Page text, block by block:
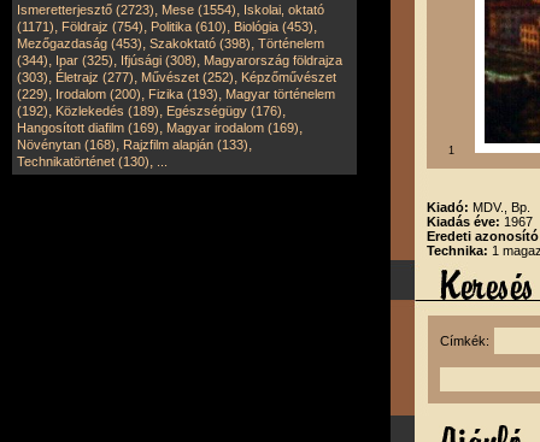
Ismeretterjesztő (2723), Mese (1554), Iskolai, oktató
(1171), Földrajz (754), Politika (610), Biológia (453),
Mezőgazdaság (453), Szakoktató (398), Történelem
(344), Ipar (325), Ifjúsági (308), Magyarország földrajza
(303), Életrajz (277), Művészet (252), Képzőművészet
(229), Irodalom (200), Fizika (193), Magyar történelem
(192), Közlekedés (189), Egészségügy (176),
Hangosított diafilm (169), Magyar irodalom (169),
Növénytan (168), Rajzfilm alapján (133),
Technikatörténet (130),
1
Kiadó: MDV., Bp.
Kiadás éve: 1967
Eredeti
Technika: 1
Címkék: